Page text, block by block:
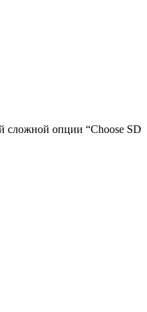
сложной опции “Choose SD